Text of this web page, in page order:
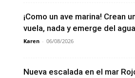
¡Como un ave marina! Crean
vuela, nada y emerge del
Karen - 06/08/2026
Nueva escalada en el mar